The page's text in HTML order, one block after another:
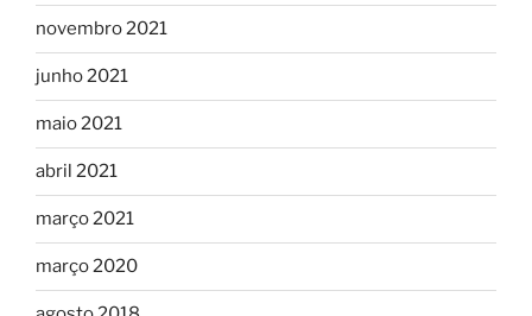
novembro 2021
junho 2021
maio 2021
abril 2021
março 2021
março 2020